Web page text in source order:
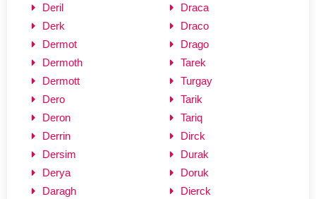
Deril
Derk
Dermot
Dermoth
Dermott
Dero
Deron
Derrin
Dersim
Derya
Daragh
Draca
Draco
Drago
Tarek
Turgay
Tarik
Tariq
Dirck
Durak
Doruk
Dierck